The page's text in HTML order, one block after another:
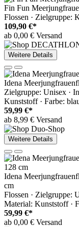
Fin Fun
Flossen · Zielgruppe:
109,90 €*
ab 0,00 € Versand
Weitere Details
Idena
Zielgruppe: Unisex ·
Kunststoff · Farbe:
59,99 €*
ab 8,99 € Versand
Weitere Details
Idena
cm
Flossen · Zielgruppe:
Material: Kunststoff ·
59,99 €*
ab 0,00 € Versand